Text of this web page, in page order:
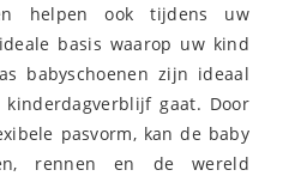
helpen ook tijdens uw
basis waarop uw kind
babyschoenen zijn ideaal
gaat. Door
pasvorm, kan de baby
rennen en de wereld